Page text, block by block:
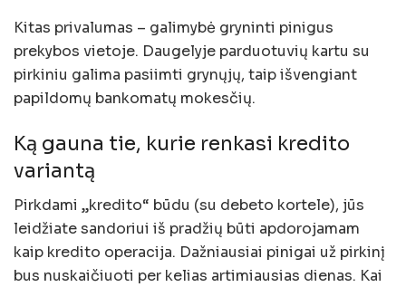
Kitas privalumas – galimybė gryninti pinigus
prekybos vietoje. Daugelyje parduotuvių kartu su
pirkiniu galima pasiimti grynųjų, taip išvengiant
papildomų bankomatų mokesčių.
Ką gauna tie, kurie renkasi kredito
variantą
Pirkdami „kredito“ būdu (su debeto kortele), jūs
leidžiate sandoriui iš pradžių būti apdorojamam
kaip kredito operacija. Dažniausiai pinigai už pirkinį
bus nuskaičiuoti per kelias artimiausias dienas. Kai